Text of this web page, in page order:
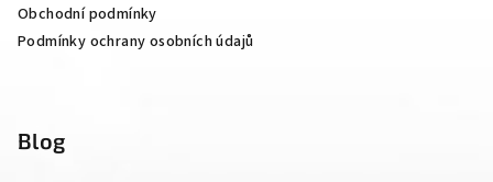
Obchodní podmínky
Podmínky ochrany osobních údajů
Blog